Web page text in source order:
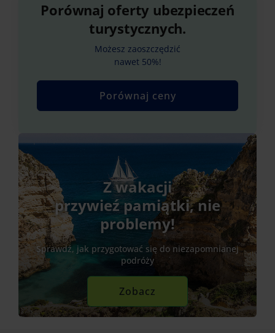
Porównaj oferty ubezpieczeń
turystycznych.
Możesz zaoszczędzić
nawet 50%!
Porównaj ceny
Z wakacji
przywieź pamiątki, nie
problemy!
Sprawdź, jak przygotować się do niezapomnianej
podróży
Zobacz